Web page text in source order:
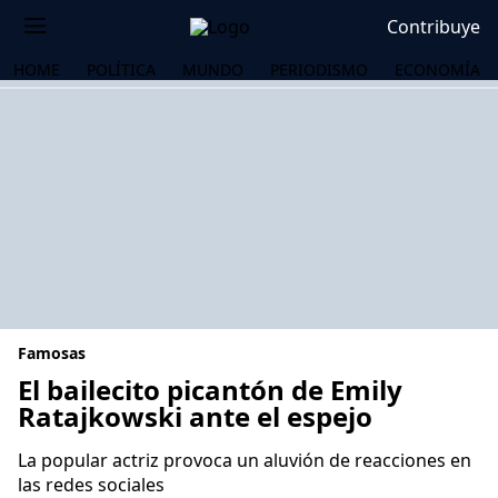
Contribuye
HOME POLÍTICA MUNDO PERIODISMO ECONOMÍA
Famosas
El bailecito picantón de Emily
Ratajkowski ante el espejo
La popular actriz provoca un aluvión de reacciones en
las redes sociales